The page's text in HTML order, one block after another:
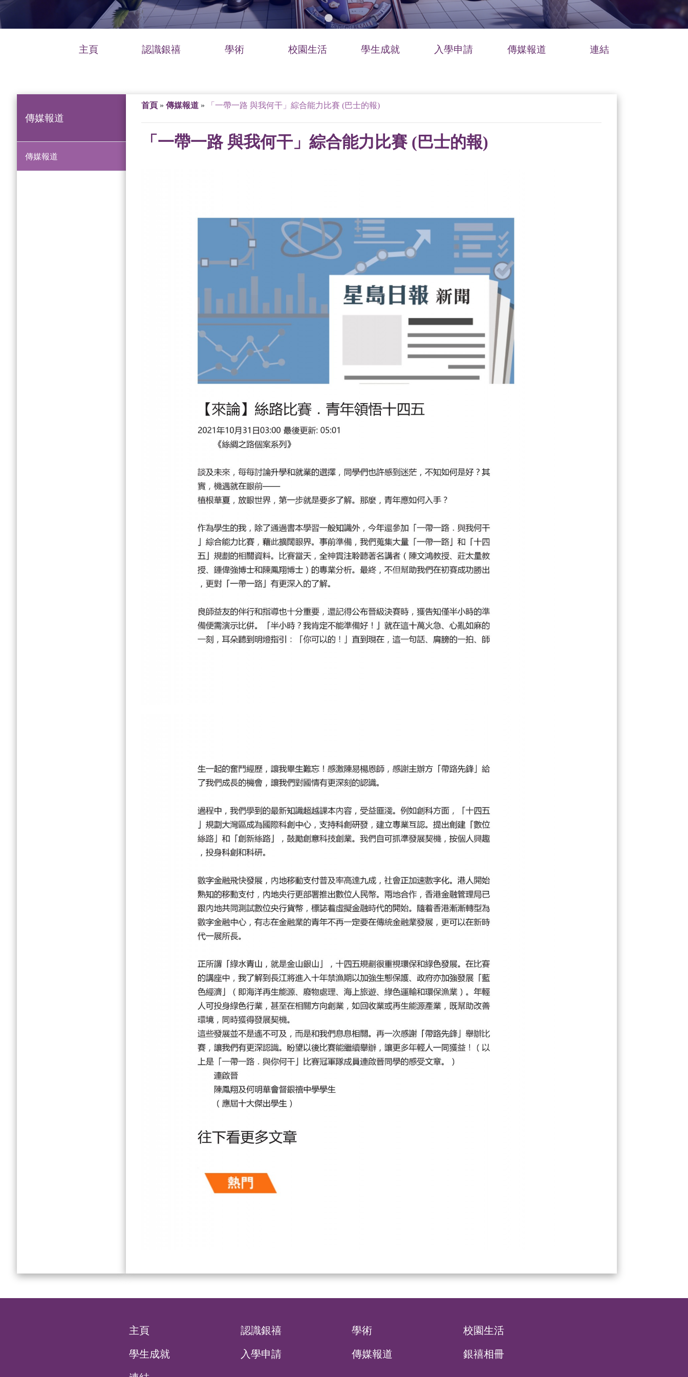
主頁 認識銀禧 學術 校園生活 學生成就 入學申請 傳媒報道 連結
傳媒報道
傳媒報道
首頁 » 傳媒報道 » 「一帶一路 與我何干」綜合能力比賽 (巴士的報)
「一帶一路 與我何干」綜合能力比賽 (巴士的報)
主頁 認識銀禧 學術
校園生活
學生成就
入學申請 傳媒報道
銀禧相冊